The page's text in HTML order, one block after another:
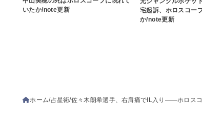
いたか/note更新
宅起訴、ホロスコー
か/note更新
ホーム 占星術 佐々木朗希選手、右肩痛でIL入り――ホロス